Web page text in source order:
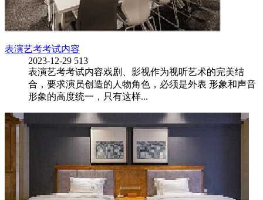
表演艺考考试内容
2023-12-29 513
表演艺考考试内容戏剧、影视作为视听艺术的完美结
合，要求演员创造的人物角色，必须是外表 形象和声音
形象的高度统一，只有这样...